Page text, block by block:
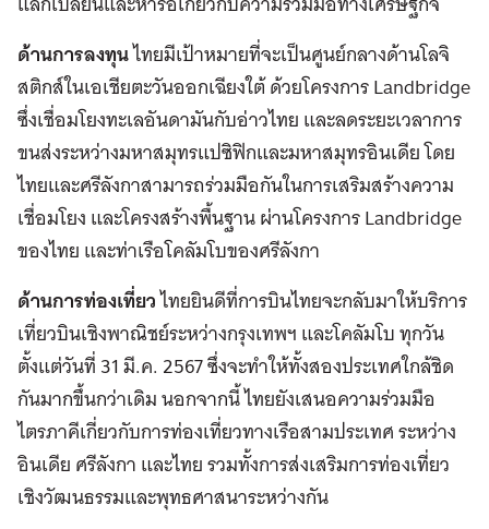
ด้านการลงทุนไทยมีเป้าหมายที่จะเป็นศูนย์กลางด้านโลจิ
สติกส์ในเอเชียตะวันออกเฉียงใต้ ด้วยโครงการ Landbridge
ซึ่งเชื่อมโยงทะเลอันดามันกับอ่าวไทย และลดระยะเวลาการ
ขนส่งระหว่างมหาสมุทรแปซิฟิกและมหาสมุทรอินเดีย โดย
ไทยและศรีลังกาสามารถร่วมมือกันในการเสริมสร้างความ
เชื่อมโยง และโครงสร้างพื้นฐาน ผ่านโครงการ Landbridge
ของไทย และท่าเรือโคลัมโบของศรีลังกา
ด้านการท่องเที่ยวไทยยินดีที่การบินไทยจะกลับมาให้บริการ
เที่ยวบินเชิงพาณิชย์ระหว่างกรุงเทพฯ และโคลัมโบ ทุกวัน
ตั้งแต่วันที่ 31 มี.ค. 2567 ซึ่งจะทำให้ทั้งสองประเทศใกล้ชิด
กันมากขึ้นกว่าเดิม นอกจากนี้ ไทยยังเสนอความร่วมมือ
ไตรภาคีเกี่ยวกับการท่องเที่ยวทางเรือสามประเทศ ระหว่าง
อินเดีย ศรีลังกา และไทย รวมทั้งการส่งเสริมการท่องเที่ยว
เชิงวัฒนธรรมและพุทธศาสนาระหว่างกัน